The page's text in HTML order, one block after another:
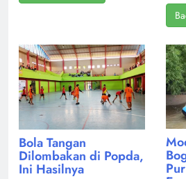
Bola Tangan
Dilombakan di Popda,
Ini Hasilnya